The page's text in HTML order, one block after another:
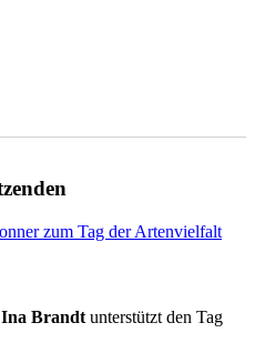
zum Tag der Artenvielfalt
Ina Brandt unterstützt den Tag